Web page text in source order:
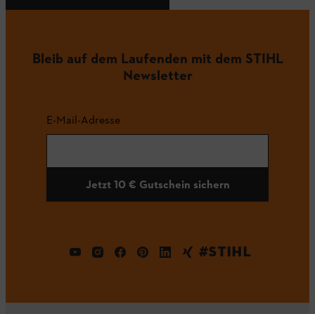
Bleib auf dem Laufenden mit dem STIHL
Newsletter
E-Mail-Adresse
Jetzt 10 € Gutschein sichern
#STIHL